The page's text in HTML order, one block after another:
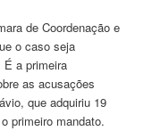
de Coordenação e
o caso seja
É a primeira
as acusações
que adquiriu 19
primeiro mandato.